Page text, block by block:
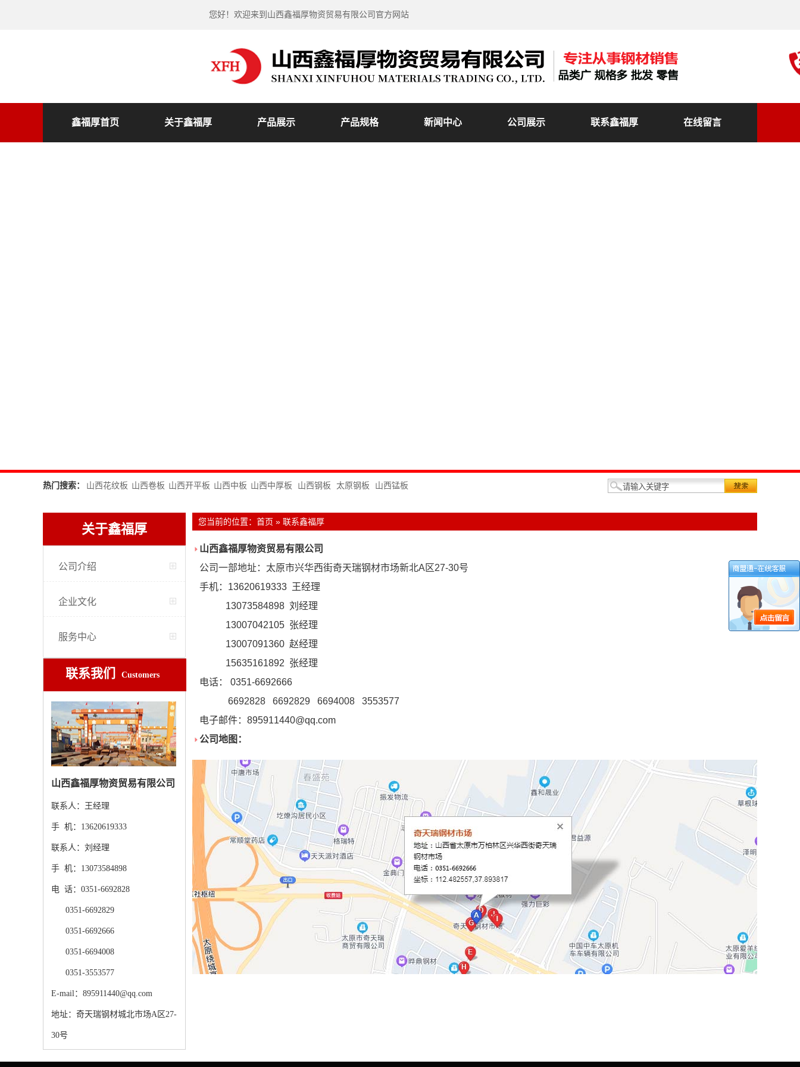
您好！欢迎来到山西鑫福厚物资贸易有限公司官方网站
鑫福厚首页 关于鑫福厚 产品展示 产品规格 新闻中心 公司展示 联系鑫福厚 在线留言
热门搜索： 山西花纹板 山西卷板 山西开平板 山西中板 山西中厚板 山西钢板 太原钢板 山西锰板
关于鑫福厚
公司介绍
企业文化
服务中心
联系我们 Customers
山西鑫福厚物资贸易有限公司
联系人：王经理
手 机：13620619333
联系人：刘经理
手 机：13073584898
电 话：0351-6692828
0351-6692829
0351-6692666
0351-6694008
0351-3553577
E-mail：895911440@qq.com
地址：奇天瑞钢材城北市场A区27-
30号
您当前的位置： 首页 » 联系鑫福厚
山西鑫福厚物资贸易有限公司
公司一部地址：太原市兴华西街奇天瑞钢材市场新北A区27-30号
手机：13620619333 王经理
13073584898 刘经理
13007042105 张经理
13007091360 赵经理
15635161892 张经理
电话： 0351-6692666
6692828 6692829 6694008 3553577
电子邮件： 895911440@qq.com
公司地图：